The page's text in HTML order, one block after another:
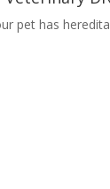
pet has